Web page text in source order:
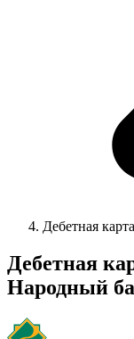
Дебетная
Дебетная
Народный